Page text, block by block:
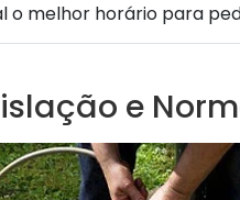
o melhor horário para
e